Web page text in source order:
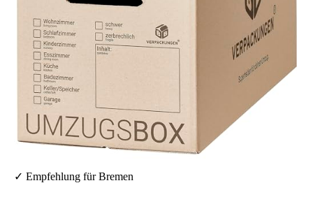
✓ Empfehlung für Bremen